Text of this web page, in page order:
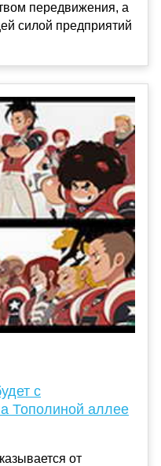
передвижения, а
силой предприятий
с
Тополиной аллее
от